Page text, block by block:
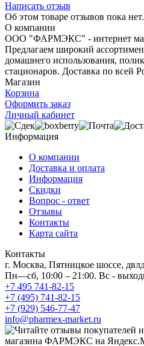
Написать отзыв
Об этом товаре отзывов пока
О компании
ООО "ФАРМЭКС" - интернет
Предлагаем широкий
домашнего использования,
стационаров. Доставка по всей
Магазин
Корзина
Оформить заказ
Личный кабинет
Информация
О компании
Доставка и оплата
Информация
Скидки
Вопрос - ответ
Отзывы
Контакты
Карта сайта
Контакты
г. Москва, Пятницкое шоссе,
Пн—сб, 10:00 – 21:00. Вс -
+7 495 741-82-15
+7 (495) 741-82-15
+7 (929) 546-77-47
info@pharmex-market.ru